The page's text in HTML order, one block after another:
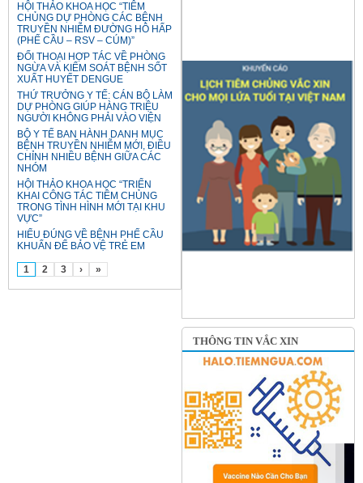
HỘI THẢO KHOA HỌC “TIÊM
CHỦNG DỰ PHÒNG CÁC BỆNH
TRUYỀN NHIỄM ĐƯỜNG HÔ HẤP
(PHẾ CẦU – RSV – CÚM)”
ĐỐI THOẠI HỢP TÁC VỀ PHÒNG
NGỪA VÀ KIỂM SOÁT BỆNH SỐT
XUẤT HUYẾT DENGUE
THỨ TRƯỞNG Y TẾ: CÁN BỘ LÀM
DỰ PHÒNG GIÚP HÀNG TRIỆU
NGƯỜI KHÔNG PHẢI VÀO VIỆN
BỘ Y TẾ BAN HÀNH DANH MỤC
BỆNH TRUYỀN NHIỄM MỚI, ĐIỀU
CHỈNH NHIỀU BỆNH GIỮA CÁC
NHÓM
HỘI THẢO KHOA HỌC “TRIỂN
KHAI CÔNG TÁC TIÊM CHỦNG
TRONG TÌNH HÌNH MỚI TẠI KHU
VỰC”
HIỂU ĐÚNG VỀ BỆNH PHẾ CẦU
KHUẨN ĐỂ BẢO VỆ TRẺ EM
1 2 3 › »
THÔNG TIN VẮC XIN